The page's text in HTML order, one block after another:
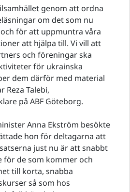
genom att ordna
om det som nu
för att uppmuntra våra
att hjälpa till. Vi vill att
och föreningar ska
för ukrainska
dem därför med material
Reza Talebi,
på ABF Göteborg.
Anna Ekström besökte
hon för deltagarna att
just nu är att snabbt
för de som kommer och
till korta, snabba
så som hos